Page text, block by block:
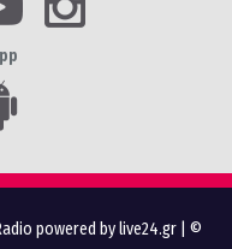
powered by live24.gr | ©